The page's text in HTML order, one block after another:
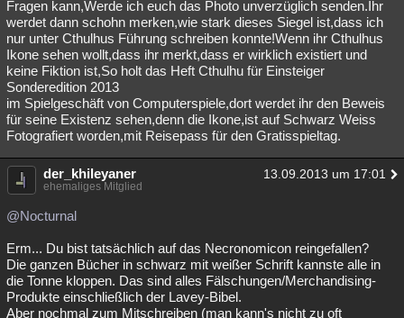
Fragen kann,Werde ich euch das Photo unverzüglich senden.Ihr
werdet dann schohn merken,wie stark dieses Siegel ist,dass ich
nur unter Cthulhus Führung schreiben konnte!Wenn ihr Cthulhus
Ikone sehen wollt,dass ihr merkt,dass er wirklich existiert und
keine Fiktion ist,So holt das Heft Cthulhu für Einsteiger
Sonderedition 2013
im Spielgeschäft von Computerspiele,dort werdet ihr den Beweis
für seine Existenz sehen,denn die Ikone,ist auf Schwarz Weiss
Fotografiert worden,mit Reisepass für den Gratisspieltag.
der_khileyaner 13.09.2013 um 17:01
ehemaliges Mitglied
@Nocturnal
Erm... Du bist tatsächlich auf das Necronomicon reingefallen?
Die ganzen Bücher in schwarz mit weißer Schrift kannste alle in
die Tonne kloppen. Das sind alles Fälschungen/Merchandising-
Produkte einschließlich der Lavey-Bibel.
Aber nochmal zum Mitschreiben (man kann's nicht zu oft